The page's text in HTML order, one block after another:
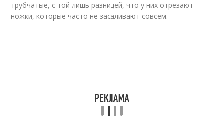
трубчатые, с той лишь разницей, что у них отрезают
ножки, которые часто не засаливают совсем.